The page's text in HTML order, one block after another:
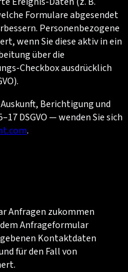
Formulare abgesendet
Personenbezogene
wenn Sie diese aktiv in ein
über die
Checkbox ausdrücklich
Berichtigung und
DSGVO — wenden Sie sich
.
Anfragen zukommen
Anfrageformular
Kontaktdaten
für den Fall von